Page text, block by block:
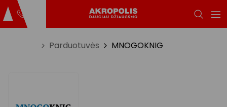
Parduotuvės MNOGOKNIG